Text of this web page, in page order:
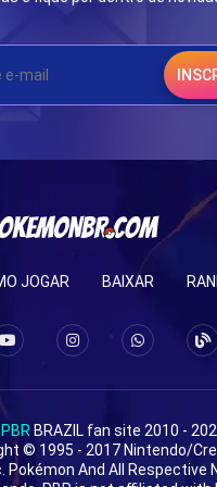
JOGAR BAIXAR
PBR BRAZIL fan site 2010 -
© 1995 - 2017 Nintendo/
Pokémon And All Respective